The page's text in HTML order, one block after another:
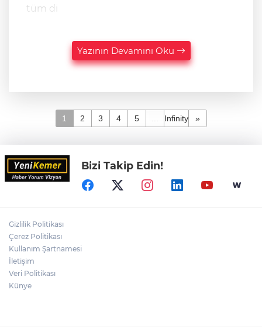
tüm di
Yazının Devamını Oku
1 2 3 4 5 Infinity »
Bizi Takip Edin!
Gizlilik Politikası
Çerez Politikası
Kullanım Şartnamesi
İletişim
Veri Politikası
Künye